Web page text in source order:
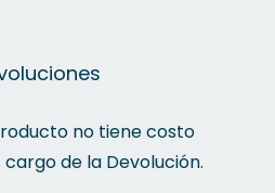
no tiene costo
de la Devolución.